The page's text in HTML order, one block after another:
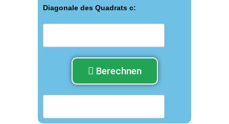
Diagonale des Quadrats с:
Berechnen